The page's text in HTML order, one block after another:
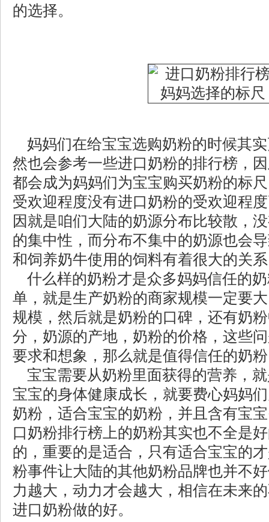
的选择。
妈妈们在给宝宝选购奶粉的时候其
然也会参考一些进口奶粉的排行榜，
都会成为妈妈们为宝宝购买奶粉的标
受欢迎程度没有进口奶粉的受欢迎程
因就是咱们大陆的奶源分布比较散，
的集中性，而分布不集中的奶源也会
和饲养奶牛使用的饲料有着很大的关
什么样的奶粉才是众多妈妈信任的
单，就是生产奶粉的商家规模一定要
规模，然后就是奶粉的口碑，还有奶
分，奶源的产地，奶粉的价格，这些
要求和想象，那么就是值得信任的奶
宝宝需要从奶粉里面获得的营养，
宝宝的身体健康成长，就要费心妈妈
奶粉，适合宝宝的奶粉，并且含有宝
口奶粉排行榜上的奶粉其实也不全是
的，重要的是适合，只有适合宝宝的
粉事件让大陆的其他奶粉品牌也并不
力越大，动力才会越大，相信在未来
进口奶粉做的好。